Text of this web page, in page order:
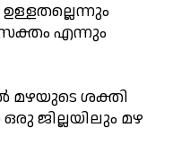
ഉള്ളതല്ലെന്നും
എന്നും
മഴയുടെ ശക്തി
ജില്ലയിലും മഴ